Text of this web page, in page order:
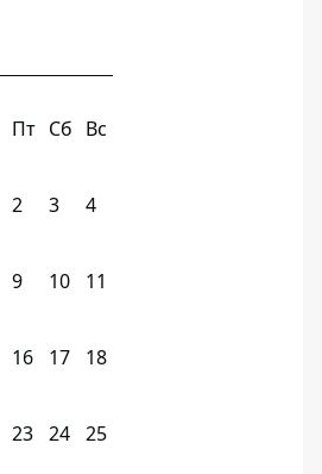
Пт Сб Вс
2 3 4
9 10 11
16 17 18
23 24 25